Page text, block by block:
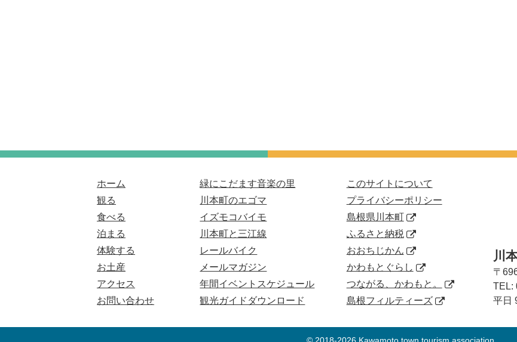
ホーム
観る
食べる
泊まる
体験する
お土産
アクセス
お問い合わせ
緑にこだます音楽の里
川本町のエゴマ
イズモコバイモ
川本町と三江線
レールバイク
メールマガジン
年間イベントスケジュール
観光ガイドダウンロード
このサイトについて
プライバシーポリシー
島根県川本町
ふるさと納税
おおちじかん
かわもとぐらし
つながる、かわもと。
島根フィルティーズ
川
〒
TEL:
平日
© 2018-2026 Kawamoto town tourism association.